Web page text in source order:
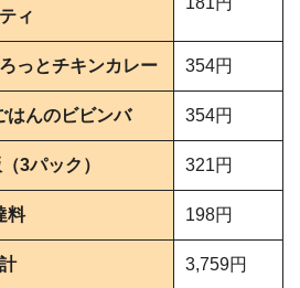
ィ
っとチキンカレー 354円
はんのビビンバ 354円
3パック） 321円
料 198円
3,759円